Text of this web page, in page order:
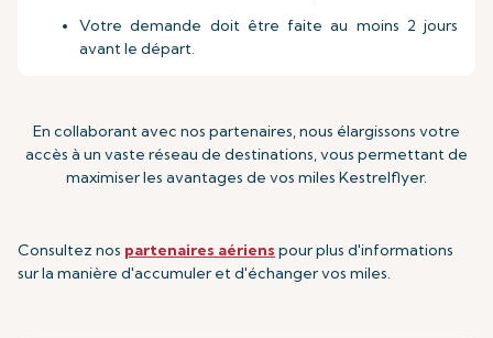
Votre demande doit être faite au moins 2 jours
avant le départ.
En collaborant avec nos partenaires, nous élargissons votre
accès à un vaste réseau de destinations, vous permettant de
maximiser les avantages de vos miles Kestrelflyer.
Consultez nos partenaires aériens pour plus d'informations
sur la manière d'accumuler et d'échanger vos miles.